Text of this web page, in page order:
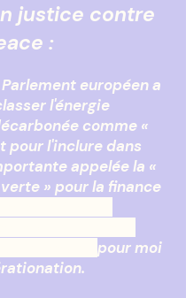
justice contre
:
européen a
l'énergie
comme «
pour l'inclure dans
appelée la «
» pour la finance
pour moi
nation.